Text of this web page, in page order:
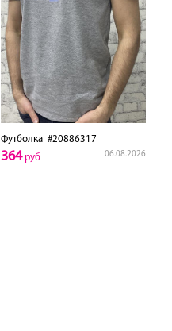
Футболка#20886317
06.08.2026
364руб